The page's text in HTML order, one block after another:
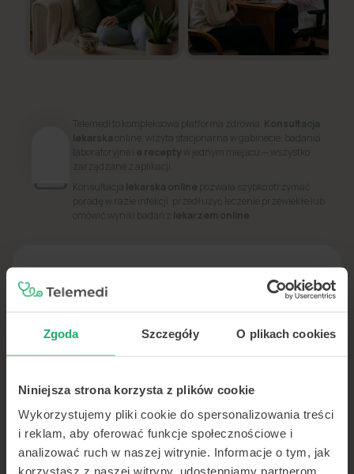
Zgoda Szczegóły O plikach cookies
Niniejsza strona korzysta z plików cookie
Wykorzystujemy pliki cookie do spersonalizowania treści
i reklam, aby oferować funkcje społecznościowe i
analizować ruch w naszej witrynie. Informacje o tym, jak
korzystasz z naszej witryny, udostępniamy partnerom
Telemedi to kompleksowa platforma zdrowia. Konsultacja
lekarskaonline, wizyta stacjonarna w gabinecie, badania
laboratoryjne i e recepty w jednym miejscu — wszystko
zarządzane z aplikacji.
Konsultacja lekarska online pozwala szybko otrzymać
poradę w razie infekcji, przedłużyć leczenie przewlekłe lub
omówić wyniki badań z lekarzem online